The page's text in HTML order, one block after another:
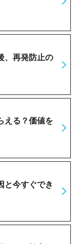
、再発防止の
える？価値を
と今すぐでき